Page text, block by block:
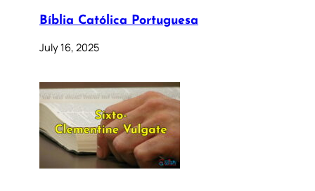
Bíblia Católica Portuguesa
July 16, 2025